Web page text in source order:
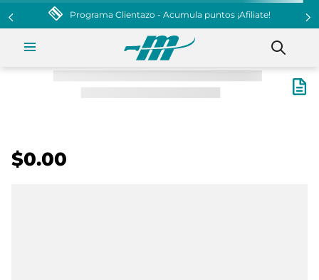
Programa Clientazo - Acumula puntos ¡Afiliate!
$0.00